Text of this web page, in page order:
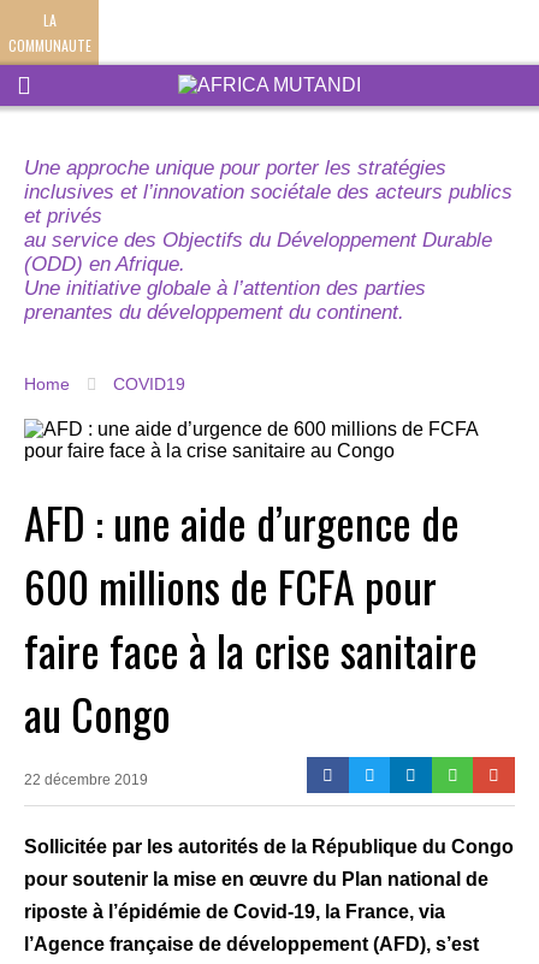
LA
COMMUNAUTE
Une approche unique pour porter les stratégies
inclusives et l’innovation sociétale des acteurs publics
et privés
au service des Objectifs du Développement Durable
(ODD) en Afrique.
Une initiative globale à l’attention des parties
prenantes du développement du continent.
Home COVID19
AFD : une aide d’urgence de
600 millions de FCFA pour
faire face à la crise sanitaire
au Congo
22 décembre 2019
Sollicitée par les autorités de la République du Congo
pour soutenir la mise en œuvre du Plan national de
riposte à l’épidémie de Covid-19, la France, via
l’Agence française de développement (AFD), s’est